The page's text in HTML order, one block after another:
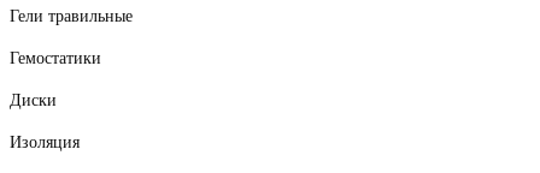
Гели травильные
Гемостатики
Диски
Изоляция